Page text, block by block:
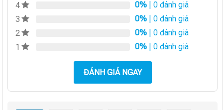
4
0% | 0 đánh giá
3
0% | 0 đánh giá
2
0% | 0 đánh giá
1
0% | 0 đánh giá
ĐÁNH GIÁ NGAY